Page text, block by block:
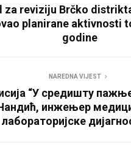
za reviziju Brčko
planirane aktivnosti
godine
NAREDNA VIJEST
“У средишту
инжењер
лабораторијске